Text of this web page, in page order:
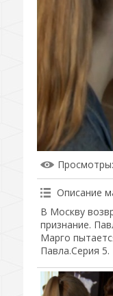
Просмотры
Описание
В Москву
признание.
Марго
Павла.Серия 5.